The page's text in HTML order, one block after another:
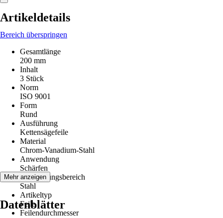
Artikeldetails
Bereich überspringen
Gesamtlänge
200 mm
Inhalt
3 Stück
Norm
ISO 9001
Form
Rund
Ausführung
Kettensägefeile
Material
Chrom-Vanadium-Stahl
Anwendung
Schärfen
Anwendungsbereich
Stahl
Artikeltyp
Feile
Feilendurchmesser
Mehr anzeigen
Datenblätter